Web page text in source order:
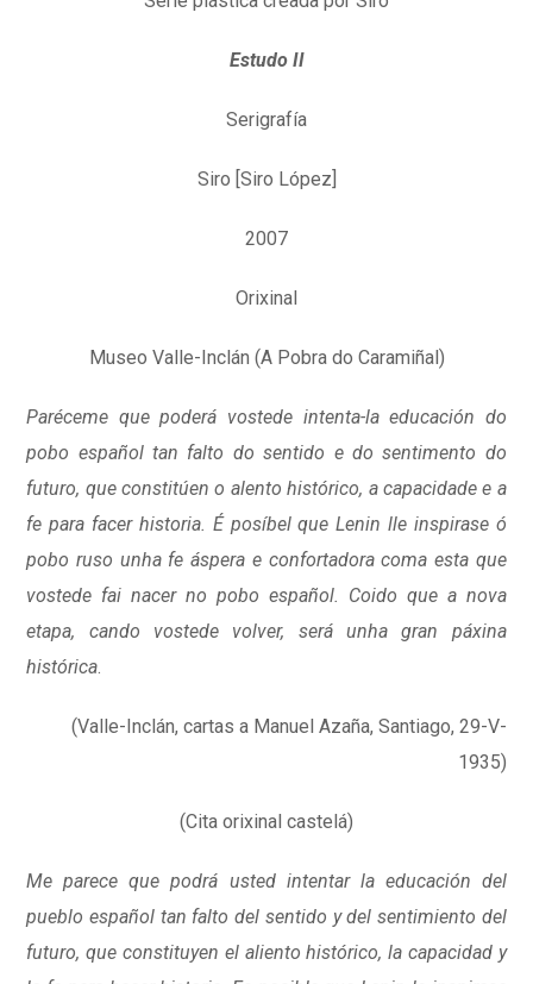
Estudo II
Serigrafía
Siro [Siro López]
2007
Orixinal
Museo Valle-Inclán (A Pobra do Caramiñal)
Paréceme que poderá vostede intenta-la educación do
pobo español tan falto do sentido e do sentimento do
futuro, que constitúen o alento histórico, a capacidade e a
fe para facer historia. É posíbel que Lenin lle inspirase ó
pobo ruso unha fe áspera e confortadora coma esta que
vostede fai nacer no pobo español. Coido que a nova
etapa, cando vostede volver, será unha gran páxina
histórica
(Valle-Inclán, cartas a Manuel Azaña, Santiago, 29-V-
1935)
(Cita orixinal castelá)
Me parece que podrá usted intentar la educación del
pueblo español tan falto del sentido y del sentimiento del
futuro, que constituyen el aliento histórico, la capacidad y